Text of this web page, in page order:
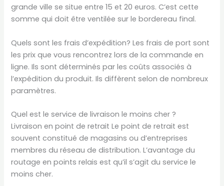
grande ville se situe entre 15 et 20 euros. C’est cette
somme qui doit être ventilée sur le bordereau final.
Quels sont les frais d’expédition? Les frais de port sont
les prix que vous rencontrez lors de la commande en
ligne. Ils sont déterminés par les coûts associés à
l’expédition du produit. Ils diffèrent selon de nombreux
paramètres.
Quel est le service de livraison le moins cher ?
Livraison en point de retrait Le point de retrait est
souvent constitué de magasins ou d’entreprises
membres du réseau de distribution. L’avantage du
routage en points relais est qu’il s’agit du service le
moins cher.